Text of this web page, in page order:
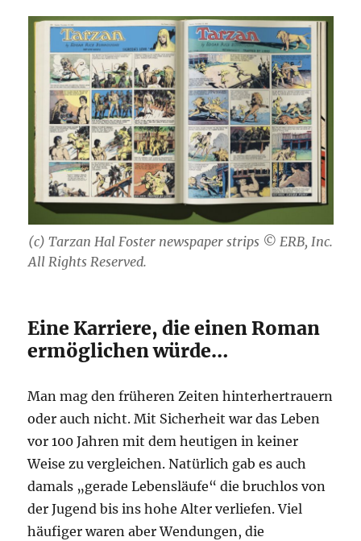
(c) Tarzan Hal Foster newspaper strips © ERB, Inc.
All Rights Reserved.
Eine Karriere, die einen Roman
ermöglichen würde…
Man mag den früheren Zeiten hinterhertrauern
oder auch nicht. Mit Sicherheit war das Leben
vor 100 Jahren mit dem heutigen in keiner
Weise zu vergleichen. Natürlich gab es auch
damals „gerade Lebensläufe“ die bruchlos von
der Jugend bis ins hohe Alter verliefen. Viel
häufiger waren aber Wendungen, die